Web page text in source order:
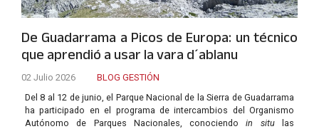
De Guadarrama a Picos de Europa: un técnico
que aprendió a usar la vara d´ablanu
02 Julio 2026
BLOG GESTIÓN
Del 8 al 12 de junio, el Parque Nacional de la Sierra de Guadarrama
ha participado en el programa de intercambios del Organismo
Autónomo de Parques Nacionales, conociendoin situlas